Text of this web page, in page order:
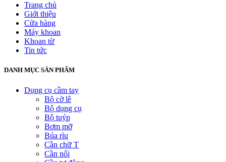
Trang chủ
Giới thiệu
Cửa hàng
Máy khoan
Khoan từ
Tin tức
DANH MỤC SẢN PHẨM
Dụng cụ cầm tay
Bộ cờ lê
Bộ dụng cụ
Bộ tuýp
Bơm mỡ
Búa rìu
Cần chữ T
Cần nối